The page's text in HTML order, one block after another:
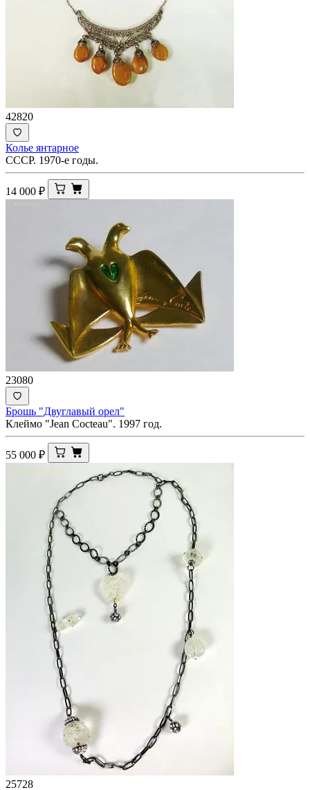
42820
Колье янтарное
СССР. 1970-е годы.
14 000 ₽
23080
Брошь "Двуглавый орел"
Клеймо "Jean Cocteau". 1997 год.
55 000 ₽
25728